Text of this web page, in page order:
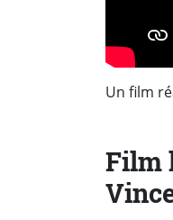
Un film
Film